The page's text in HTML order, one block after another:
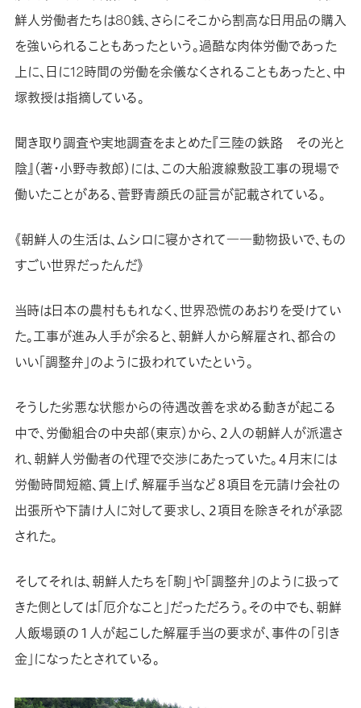
鮮人労働者たちは80銭、さらにそこから割高な日用品の購入
を強いられることもあったという。過酷な肉体労働であった
上に、日に12時間の労働を余儀なくされることもあったと、中
塚教授は指摘している。
聞き取り調査や実地調査をまとめた『三陸の鉄路 その光と
陰』（著・小野寺教郎）には、この大船渡線敷設工事の現場で
働いたことがある、菅野青顔氏の証言が記載されている。
《朝鮮人の生活は、ムシロに寝かされて――動物扱いで、もの
すごい世界だったんだ》
当時は日本の農村ももれなく、世界恐慌のあおりを受けてい
た。工事が進み人手が余ると、朝鮮人から解雇され、都合の
いい「調整弁」のように扱われていたという。
そうした劣悪な状態からの待遇改善を求める動きが起こる
中で、労働組合の中央部（東京）から、２人の朝鮮人が派遣さ
れ、朝鮮人労働者の代理で交渉にあたっていた。４月末には
労働時間短縮、賃上げ、解雇手当など８項目を元請け会社の
出張所や下請け人に対して要求し、２項目を除きそれが承認
された。
そしてそれは、朝鮮人たちを「駒」や「調整弁」のように扱って
きた側としては「厄介なこと」だっただろう。その中でも、朝鮮
人飯場頭の１人が起こした解雇手当の要求が、事件の「引き
金」になったとされている。